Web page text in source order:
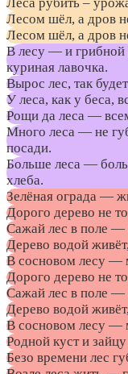
Леса рубить –
Лесом шёл, а дров
Лесом шёл, а дров
В лесу — и
куриная лавочка.
Вырос лес, так
У леса, как у беса,
Рощи да леса —
Много леса — не
посади.
Больше леса —
хлеба.
Зелёная ограда —
Дорого дерево не
Сажай лес в поле —
Дерево водой
В сосновом лесу —
Дорого дерево не
Сажай лес в поле —
Дерево водой
В сосновом лесу —
Родной куст и
Безо времени лес